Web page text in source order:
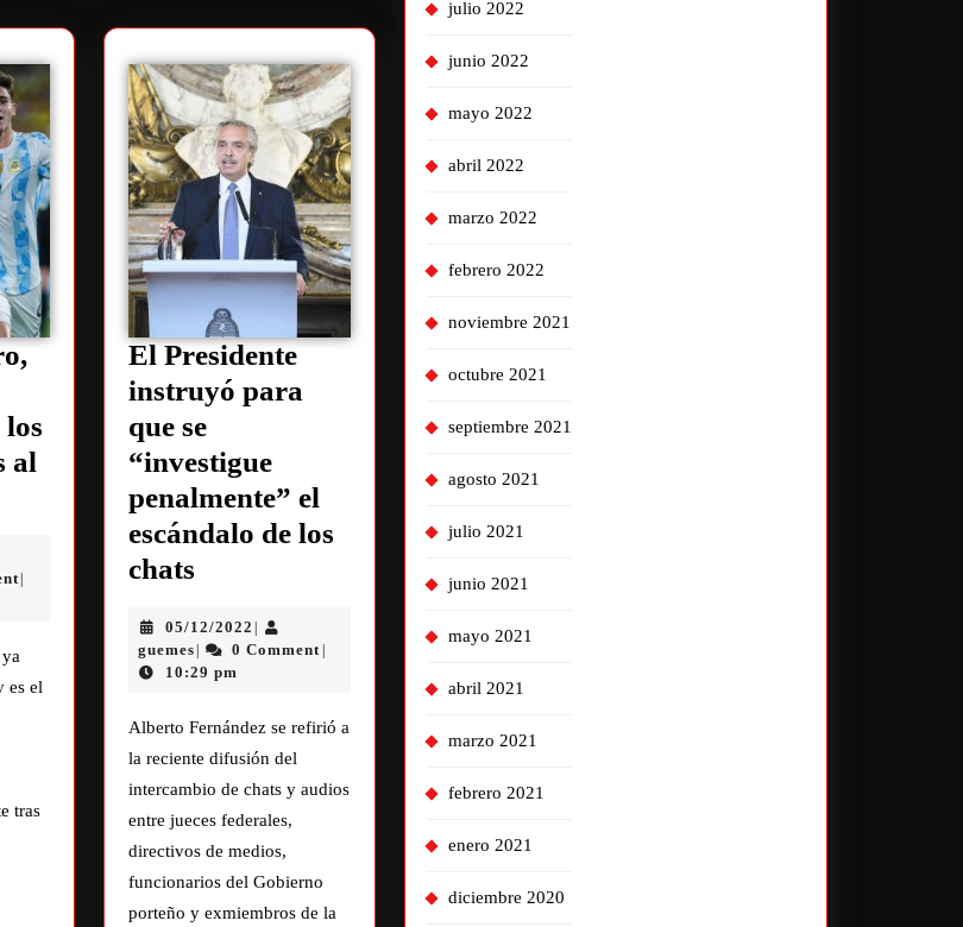
al
|
es el
tras
El Presidente
instruyó para
que se
“investigue
penalmente” el
escándalo de los
chats
05/12/2022 |
guemes| 0 Comment |
10:29 pm
Alberto Fernández se refirió a
la reciente difusión del
intercambio de chats y audios
entre jueces federales,
directivos de medios,
funcionarios del Gobierno
porteño y exmiembros de la
julio 2022
junio 2022
mayo 2022
abril 2022
marzo 2022
febrero 2022
noviembre 2021
octubre 2021
septiembre 2021
agosto 2021
julio 2021
junio 2021
mayo 2021
abril 2021
marzo 2021
febrero 2021
enero 2021
diciembre 2020